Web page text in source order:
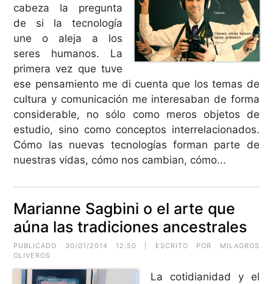
cabeza la pregunta
de si la tecnología
une o aleja a los
seres humanos. La
primera vez que tuve
ese pensamiento me di cuenta que los temas de
cultura y comunicación me interesaban de forma
considerable, no sólo como meros objetos de
estudio, sino como conceptos interrelacionados.
Cómo las nuevas tecnologías forman parte de
nuestras vidas, cómo nos cambian, cómo...
Marianne Sagbini o el arte que
aúna las tradiciones ancestrales
PUBLICADO 30/01/2014 12:50 | ESCRITO POR MILAGROS
OLIVEROS
La cotidianidad y el